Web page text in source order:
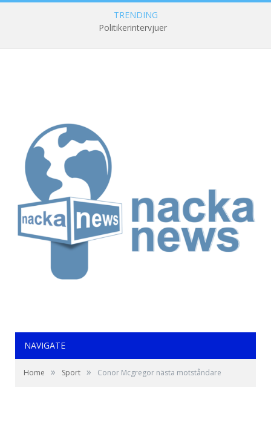
TRENDING
Politikerintervjuer
NAVIGATE
Home » Sport » Conor Mcgregor nästa motståndare